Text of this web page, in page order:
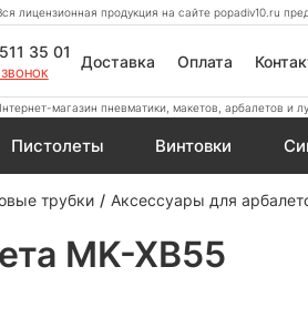
лицензионная продукция на сайте popadiv10.ru
35 01
ЗВОНОК
Доставка Оплата
магазин пневматики, макетов, арбалетов и
Пистолеты Винтовки
трубки Аксессуары для
MK-XB55